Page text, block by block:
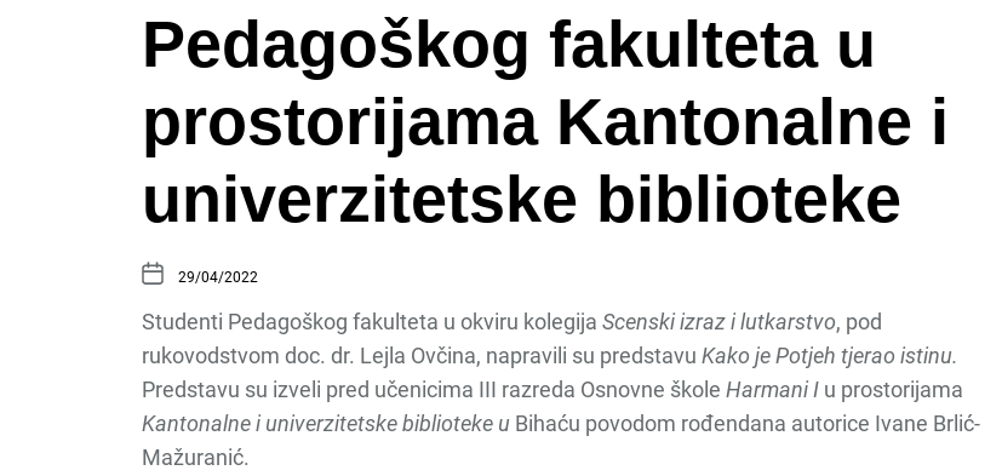
Pedagoškog fakulteta u
prostorijama Kantonalne i
univerzitetske biblioteke
29/04/2022
Studenti Pedagoškog fakulteta u okviru kolegija Scenski izraz i lutkarstvo, pod
rukovodstvom doc. dr. Lejla Ovčina, napravili su predstavu Kako je Potjeh tjerao istinu.
Predstavu su izveli pred učenicima III razreda Osnovne škole Harmani I u prostorijama
Kantonalne i univerzitetske biblioteke u Bihaću povodom rođendana autorice Ivane Brlić-
Mažuranić.